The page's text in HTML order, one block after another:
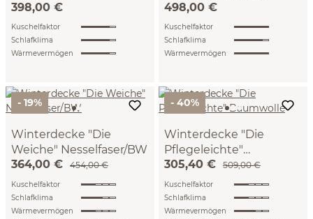
(140 x 200 cm)
398,00 €
Kuschelfaktor
Schlafklima
Wärmevermögen
(140 x 200 cm)
498,00 €
Kuschelfaktor
Schlafklima
Wärmevermögen
- 19%
Winterdecke "Die
Weiche" Nesselfaser/BW
VEGAN (140 x 200 cm)
364,00 € 454,00 €
Kuschelfaktor
Schlafklima
Wärmevermögen
- 40%
Winterdecke "Die
Pflegeleichte"
Baumwolle
VEGAN (240 x 220 cm)
305,40 € 509,00 €
Kuschelfaktor
Schlafklima
Wärmevermögen